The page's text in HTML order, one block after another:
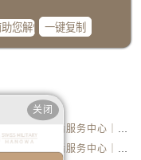
山西省太原市迎泽区迎泽街道解放路15号亨得利名表维修授权店3楼江诗丹顿售后服务中心（需提前预约）
安徽省亳州市谯城区魏武大道江诗丹顿售后服务中心（需提前预约）
一键复制
江诗丹顿中国官方售后服务中心｜完整地址与联系电话权威信息公示（2026年6月最新）
江诗丹顿中国官方售后服务中心｜服务电话及完整官方地址权威信息公示（2026年6月最新）
关闭